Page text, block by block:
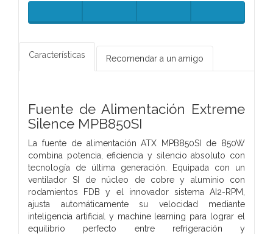
Características Recomendar a un amigo
Fuente de Alimentación Extreme
Silence MPB850SI
La fuente de alimentación ATX MPB850SI de 850W
combina potencia, eficiencia y silencio absoluto con
tecnología de última generación. Equipada con un
ventilador SI de núcleo de cobre y aluminio con
rodamientos FDB y el innovador sistema AI2-RPM,
ajusta automáticamente su velocidad mediante
inteligencia artificial y machine learning para lograr el
equilibrio perfecto entre refrigeración y